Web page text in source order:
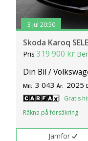
3 jul 20:50
Skoda Karoq
Pris319 900 kr
Din Bil /
Mil: 3 043 År: 2025
Gratis
Räkna på försäkring
Jämför